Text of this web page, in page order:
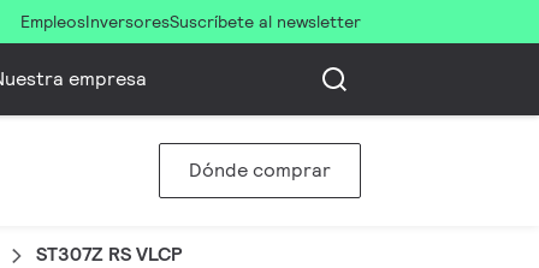
EmpleosInversoresSuscríbete al newsletter
empresa
Dónde comprar
ST307Z RS VLCP